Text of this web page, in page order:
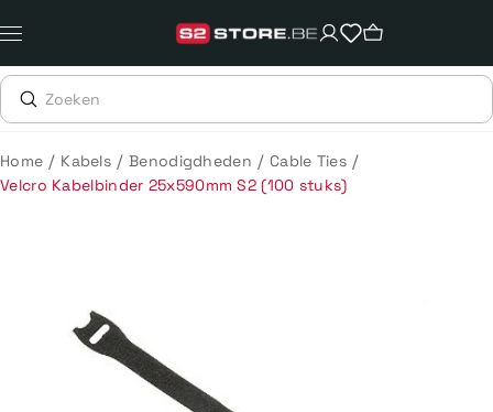
naar
content
Home / Kabels / Benodigdheden / Cable Ties /
Velcro Kabelbinder 25x590mm S2 (100 stuks)